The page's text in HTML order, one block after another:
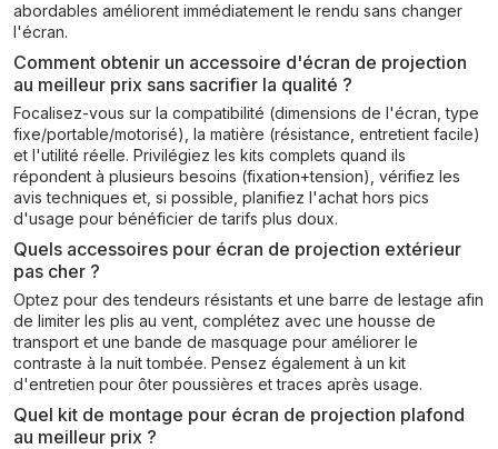
abordables améliorent immédiatement le rendu sans changer
l'écran.
Comment obtenir un accessoire d'écran de projection
au meilleur prix sans sacrifier la qualité ?
Focalisez-vous sur la compatibilité (dimensions de l'écran, type
fixe/portable/motorisé), la matière (résistance, entretient facile)
et l'utilité réelle. Privilégiez les kits complets quand ils
répondent à plusieurs besoins (fixation+tension), vérifiez les
avis techniques et, si possible, planifiez l'achat hors pics
d'usage pour bénéficier de tarifs plus doux.
Quels accessoires pour écran de projection extérieur
pas cher ?
Optez pour des tendeurs résistants et une barre de lestage afin
de limiter les plis au vent, complétez avec une housse de
transport et une bande de masquage pour améliorer le
contraste à la nuit tombée. Pensez également à un kit
d'entretien pour ôter poussières et traces après usage.
Quel kit de montage pour écran de projection plafond
au meilleur prix ?